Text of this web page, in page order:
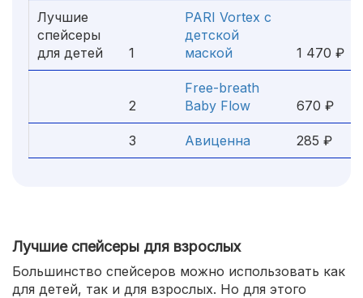
Лучшие
спейсеры
для детей
1
PARI Vortex с
детской
маской
1 470 ₽
2
Free-breath
Baby Flow
670 ₽
3 Авиценна 285 ₽
Лучшие спейсеры для взрослых
Большинство спейсеров можно использовать как
для детей, так и для взрослых. Но для этого